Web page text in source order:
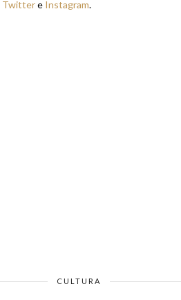
Twittere Instagram.
CULTURA